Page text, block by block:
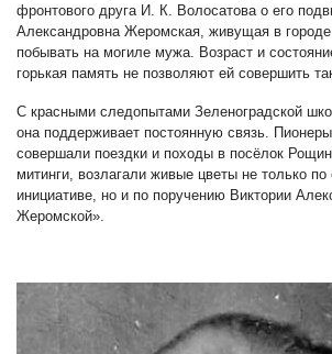
фронтового друга И. К. Волосатова о его
Александровна Жеромская, живущая в
побывать на могиле мужа. Возраст и
горькая память не позволяют ей совершить
С красными следопытами Зеленоградской
она поддерживает постоянную связь.
совершали поездки и походы в посёлок
митинги, возлагали живые цветы не только по
инициативе, но и по поручению Виктории
Жеромской».